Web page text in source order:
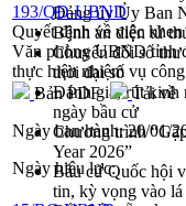
Đảng ủy Ủy Ban
Bệnh án điện tử
Chuyển đổi số
thời đại số
Đánh giá, rút kinh
ngày bầu cử
Chương trình
Year 2026”
Bầu cử Quốc hội
tin, kỳ vọng vào lá
193/QĐ-UBND
Quyết định về việc
Văn phòng UBND tỉnh
thực hiện nhiệm vụ
Bản PDF
Tải về
Ngày ban hành:20/01/
Ngày hiệu lực: